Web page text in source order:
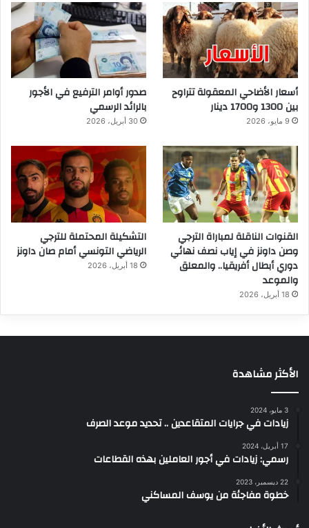
أسعار الأضاحي المعقولة تتراوح
بين 1300 و1700 دينار
9 مايو، 2026
صدور أوامر الترفيع في الأجور
بالرائد الرسمي
30 أبريل، 2026
القنوات الناقلة لمباراة الترجي
وصن داونز في إياب نصف نهائي
دوري أبطال أفريقيا.. والمعلق
والموعد
18 أبريل، 2026
التشكيلة المحتملة للترجي
الرياضي التونسي أمام صان داونز
18 أبريل، 2026
الأكثر مشاهدة
3 مايو، 2024
زيادات في جرايات المتقاعدين .. تحديد موعد الصرف
17 أبريل، 2024
رسمي: زيادات في أجور العاملين بهذه القطاعات
22 ديسمبر، 2023
خطوة مفاجئة من يوسف المساكني